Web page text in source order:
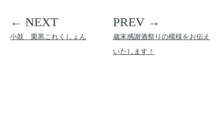
小鼓 栗黒これくしょん
歳末感謝酒祭りの模様をお伝え
いたします！